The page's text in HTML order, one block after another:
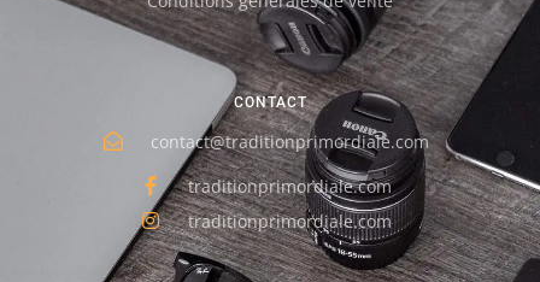
CONTACT
contact@traditionprimordiale.com
traditionprimordiale.com
traditionprimordiale.com